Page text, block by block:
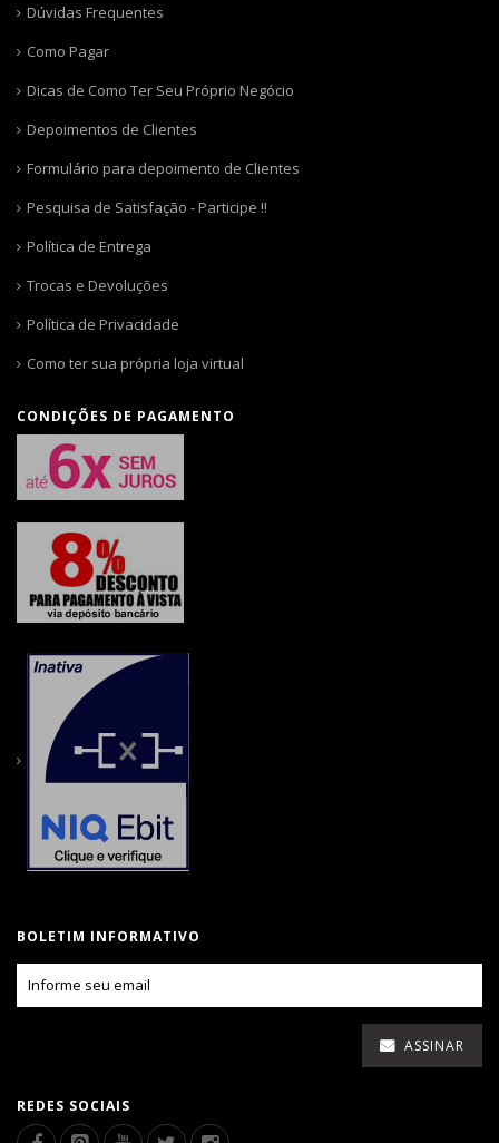
Dúvidas Frequentes
Como Pagar
Dicas de Como Ter Seu Próprio Negócio
Depoimentos de Clientes
Formulário para depoimento de Clientes
Pesquisa de Satisfação - Participe !!
Política de Entrega
Trocas e Devoluções
Política de Privacidade
Como ter sua própria loja virtual
CONDIÇÕES DE PAGAMENTO
BOLETIM INFORMATIVO
ASSINAR
REDES SOCIAIS